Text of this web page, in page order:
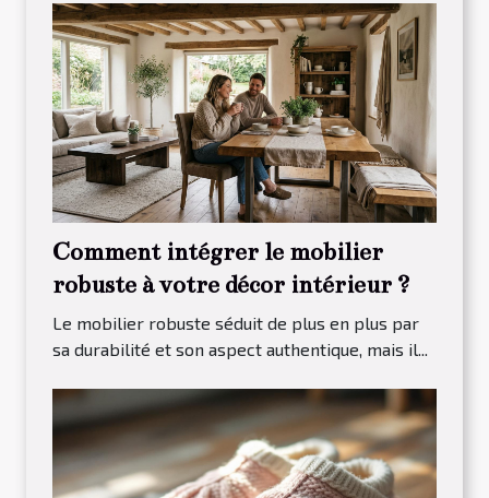
Comment intégrer le mobilier
robuste à votre décor intérieur ?
Le mobilier robuste séduit de plus en plus par
sa durabilité et son aspect authentique, mais il...